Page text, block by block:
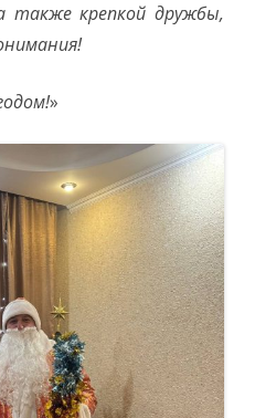
также крепкой дружбы,
»